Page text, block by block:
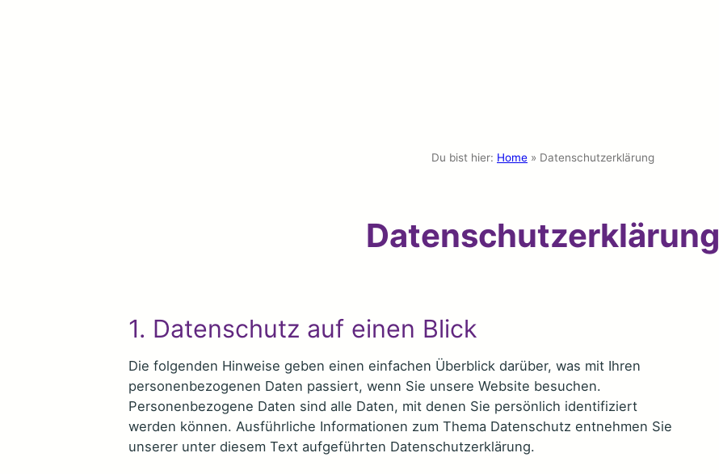
Du bist hier: Home » Datenschutzerklärung
Datenschutzerklärung
1. Datenschutz auf einen Blick
Die folgenden Hinweise geben einen einfachen Überblick darüber, was mit Ihren
personenbezogenen Daten passiert, wenn Sie unsere Website besuchen.
Personenbezogene Daten sind alle Daten, mit denen Sie persönlich identifiziert
werden können. Ausführliche Informationen zum Thema Datenschutz entnehmen Sie
unserer unter diesem Text aufgeführten Datenschutzerklärung.